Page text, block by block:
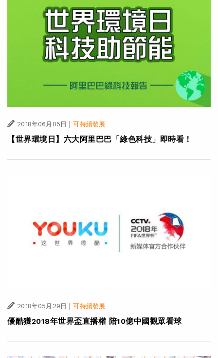
2018年06月05日 | 可持續發展
【世界環境日】六大阿里巴巴「綠色科技」即時看！
2018年05月29日 | 可持續發展
優酷獲2018年世界盃直播權 陪10億中國觀眾看球